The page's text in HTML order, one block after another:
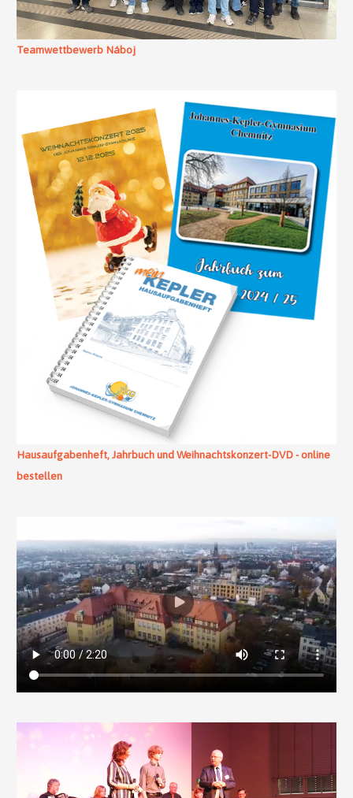
Teamwettbewerb Náboj
Hausaufgabenheft, Jahrbuch und Weihnachtskonzert-DVD - online
bestellen